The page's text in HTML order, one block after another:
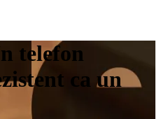
telefon
ca un